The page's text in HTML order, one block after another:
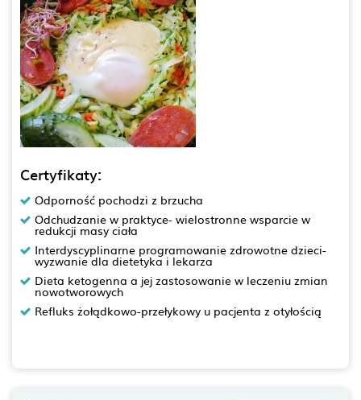
Certyfikaty:
Odporność pochodzi z brzucha
Odchudzanie w praktyce- wielostronne wsparcie w
redukcji masy ciała
Interdyscyplinarne programowanie zdrowotne dzieci-
wyzwanie dla dietetyka i lekarza
Dieta ketogenna a jej zastosowanie w leczeniu zmian
nowotworowych
Refluks żołądkowo-przełykowy u pacjenta z otyłością